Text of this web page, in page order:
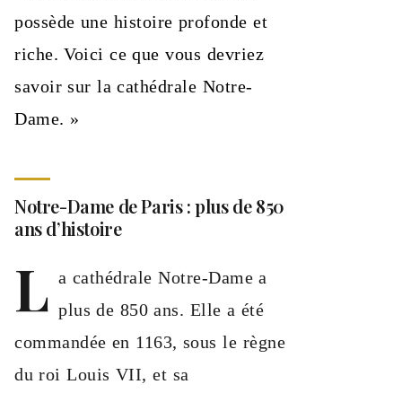
possède une histoire profonde et
riche. Voici ce que vous devriez
savoir sur la cathédrale Notre-
Dame. »
Notre-Dame de Paris : plus de 850
ans d’histoire
L a cathédrale Notre-Dame a
plus de 850 ans. Elle a été
commandée en 1163, sous le règne
du roi Louis VII, et sa